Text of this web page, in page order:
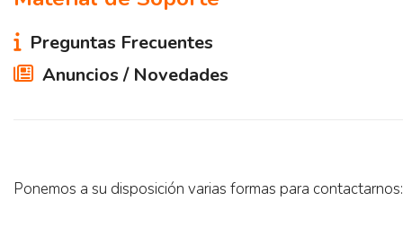
Preguntas Frecuentes
Anuncios / Novedades
Ponemos a su disposición varias formas para